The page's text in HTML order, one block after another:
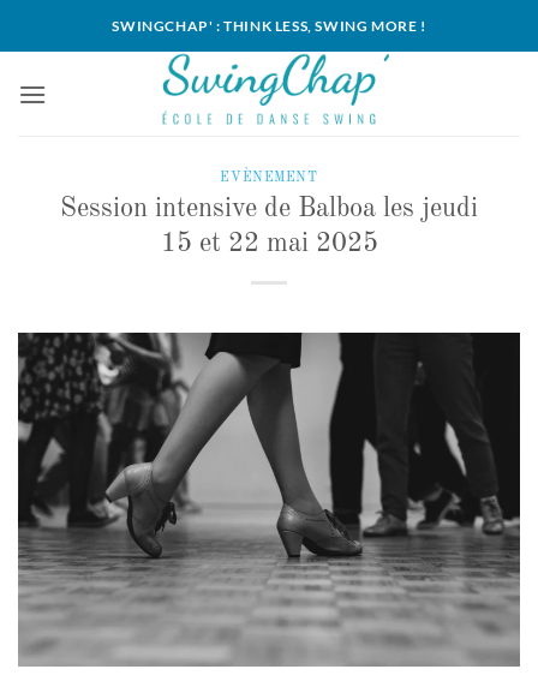
SWINGCHAP' : THINK LESS, SWING MORE !
EVÈNEMENT
Session intensive de Balboa les jeudi
15 et 22 mai 2025